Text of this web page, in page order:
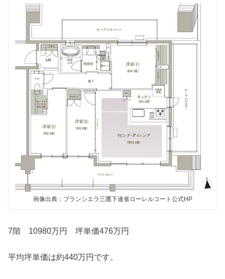
画像出典：ブランシエラ三鷹下連雀ローレルコート公式HP
7階 10980万円 坪単価476万円
平均坪単価は約440万円です。